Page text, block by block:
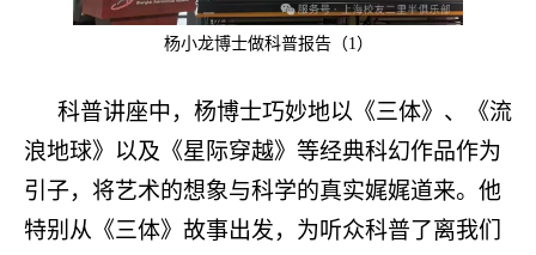
杨小龙博士做科普报告（1）
科普讲座中，杨博士巧妙地以《三体》、《流
浪地球》以及《星际穿越》等经典科幻作品作为
引子，将艺术的想象与科学的真实娓娓道来。他
特别从《三体》故事出发，为听众科普了离我们